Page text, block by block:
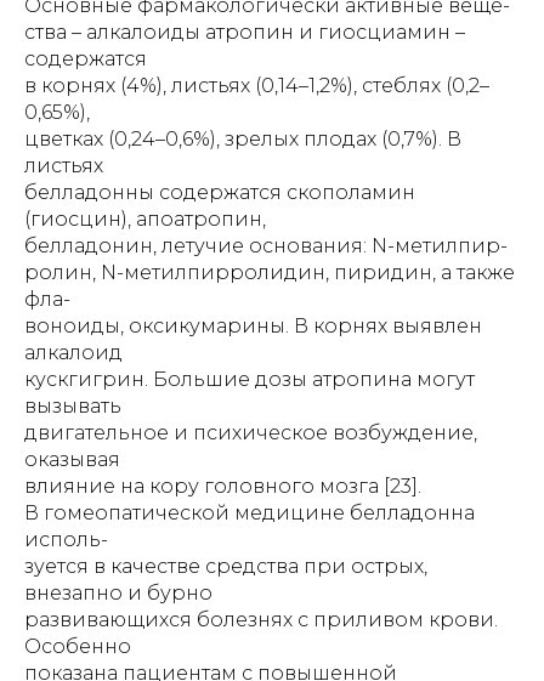
Основные фармакологически активные веще-
ства – алкалоиды атропин и гиосциамин –
содержатся
в корнях (4%), листьях (0,14–1,2%), стеблях (0,2–
0,65%),
цветках (0,24–0,6%), зрелых плодах (0,7%). В
листьях
белладонны содержатся скополамин
(гиосцин), апоатропин,
белладонин, летучие основания: N-метилпир-
ролин, N-метилпирролидин, пиридин, а также
фла-
воноиды, оксикумарины. В корнях выявлен
алкалоид
кускгигрин. Большие дозы атропина могут
вызывать
двигательное и психическое возбуждение,
оказывая
влияние на кору головного мозга [23].
В гомеопатической медицине белладонна
исполь-
зуется в качестве средства при острых,
внезапно и бурно
развивающихся болезнях с приливом крови.
Особенно
показана пациентам с повышенной